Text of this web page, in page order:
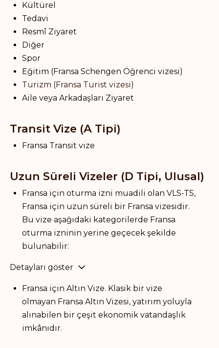
Kültürel
Tedavi
Resmî Ziyaret
Diğer
Spor
Eğitim (Fransa Schengen Öğrenci vizesi)
Turizm (Fransa Turist vizesi)
Aile veya Arkadaşları Ziyaret
Transit Vize (A Tipi)
Fransa Transit vize
Uzun Süreli Vizeler (D Tipi, Ulusal)
Fransa için oturma izni muadili olan VLS-TS,
Fransa için uzun süreli bir Fransa vizesidir.
Bu vize aşağıdaki kategorilerde Fransa
oturma izninin yerine geçecek şekilde
bulunabilir:
Detayları göster
Fransa için Altın Vize. Klasik bir vize
olmayan Fransa Altın Vizesi, yatırım yoluyla
alınabilen bir çeşit ekonomik vatandaşlık
imkânıdır.